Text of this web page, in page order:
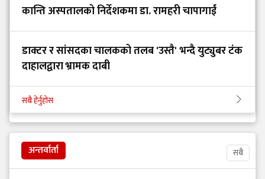
कान्ति अस्पतालको निर्देशकमा डा. रामहरी चापागाईं
डाक्टर र सांसदका चालकको तलब 'उस्तै' भन्दै युट्युबर टंक
दाहालद्वारा भ्रामक दाबी
सबै हेर्नुहोस
अन्तर्वार्ता सबै